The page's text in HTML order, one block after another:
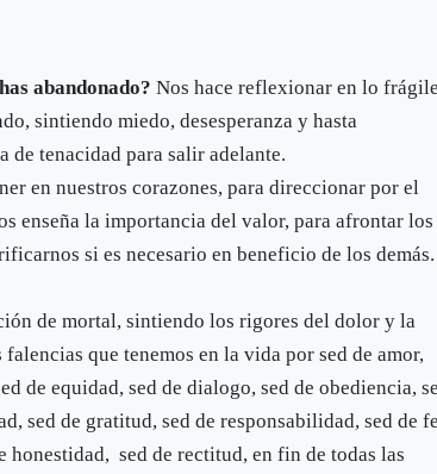
abandonado?Nos hace reflexionar en lo
sintiendo miedo, desesperanza y hasta
tenacidad para salir adelante.
en nuestros corazones, para direccionar por el
enseña la importancia del valor, para afrontar los
si es necesario en beneficio de los demás.
de mortal, sintiendo los rigores del dolor y la
que tenemos en la vida por sed de amor,
de equidad, sed de dialogo, sed de obediencia,
sed de gratitud, sed de responsabilidad, sed de
honestidad, sed de rectitud, en fin de todas las